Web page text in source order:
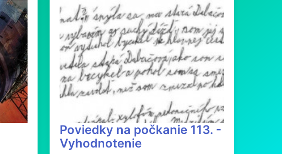
Poviedky na počkanie 113. -
Vyhodnotenie